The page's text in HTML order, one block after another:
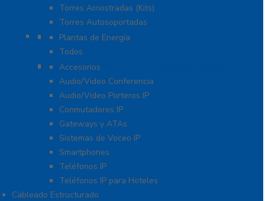
Torres Arriostradas (Kits)
Torres Autosoportadas
UPS / Respaldo
Plantas de Energía
Todos
VoIP – Telefonía IP – Videoconferencia
Accesorios
Audio/Video Conferencia
Audio/Video Porteros IP
Conmutadores IP
Gateways y ATAs
Sistemas de Voceo IP
Smartphones
Teléfonos IP
Teléfonos IP para Hoteles
Cableado Estructurado